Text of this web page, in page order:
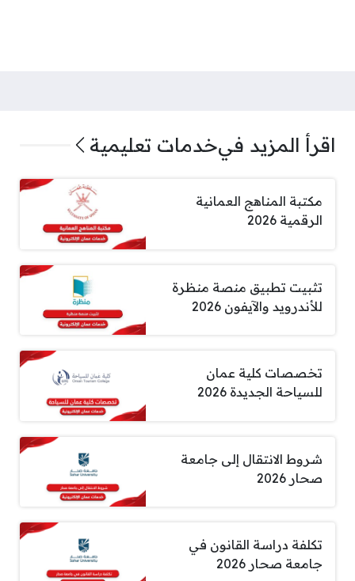
اقرأ المزيد فيخدمات تعليمية
مكتبة المناهج العمانية
الرقمية 2026
تثبيت تطبيق منصة منظرة
للأندرويد والآيفون 2026
تخصصات كلية عمان
للسياحة الجديدة 2026
شروط الانتقال إلى جامعة
صحار 2026
تكلفة دراسة القانون في
جامعة صحار 2026